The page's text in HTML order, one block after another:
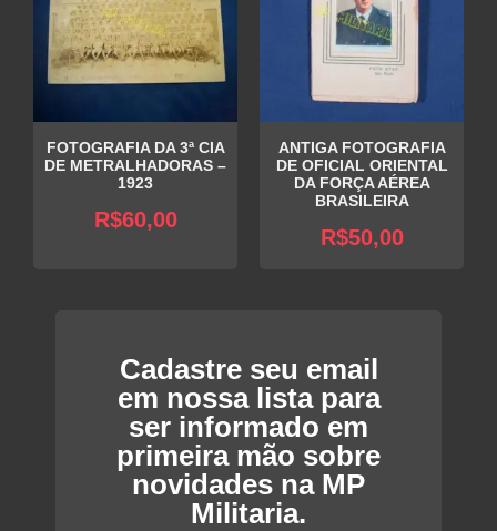
FOTOGRAFIA DA 3ª CIA
DE METRALHADORAS –
1923
R$60,00
ANTIGA FOTOGRAFIA
DE OFICIAL ORIENTAL
DA FORÇA AÉREA
BRASILEIRA
R$50,00
Cadastre seu email
em nossa lista para
ser informado em
primeira mão sobre
novidades na MP
Militaria.